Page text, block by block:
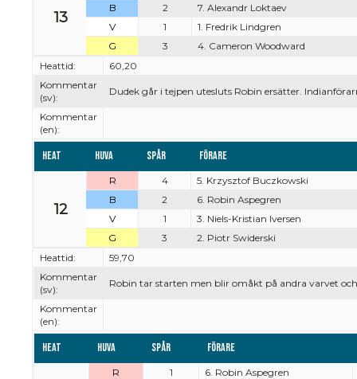
13
B
2
7. Alexandr Loktaev
V
1
1. Fredrik Lindgren
G
3
4. Cameron Woodward
Heattid:
60,20
Kommentar
(sv):
Dudek går i tejpen utesluts Robin ersätter.
Kommentar
(en):
Heat Huva Spår Förare
12
R 4
5. Krzysztof Buczkowski
B
2
6. Robin Aspegren
V
1
3. Niels-Kristian Iversen
G
3
2. Piotr Swiderski
Heattid:
59,70
Kommentar
(sv):
Robin tar starten men blir omåkt på andra varvet
Kommentar
(en):
Heat Huva Spår Förare
R 1
6. Robin Aspegren